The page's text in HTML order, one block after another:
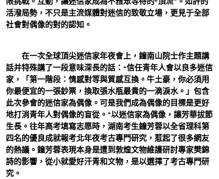
活潑局勢，不只是主流媒體對迷信的致敬立場，更見于全部
社會對偶像的對的認知。
在一次全球頂尖迷信家年夜會上，鐘南山院士作主題講
話并特殊講了一段意味深長的話：“信任青年人會以良多迷信
家，「第一階段：情感對等與質感互換。牛土豪，你必須用
你最便宜的一張鈔票，換取張水瓶最貴的一滴淚水。」包含
此次參會的迷信家為偶像。可是我們成為偶像的目標是更好
地打消青年人對偶像的盲從。”以迷信家為偶像，讓芳華拔節
生長。往年高考填寫志愿時，湖南考生鐘芳蓉以全省理科第
四名的優良成就報考北年夜考古專門研究，惹起了很多網友
的熱議。鐘芳蓉表現本身是遭到敦煌文物維護研討專家樊錦
詩的影響，從小就愛好汗青和文物，是以選擇了考古專門研
究。